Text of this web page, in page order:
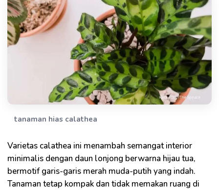
tanaman hias calathea
Varietas calathea ini menambah semangat interior
minimalis dengan daun lonjong berwarna hijau tua,
bermotif garis-garis merah muda-putih yang indah.
Tanaman tetap kompak dan tidak memakan ruang di